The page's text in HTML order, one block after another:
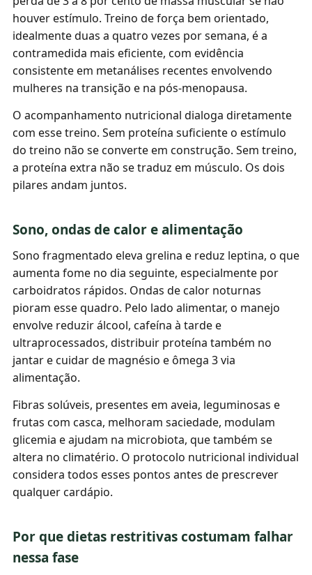
houver estímulo. Treino de força bem orientado,
idealmente duas a quatro vezes por semana, é a
contramedida mais eficiente, com evidência
consistente em metanálises recentes envolvendo
mulheres na transição e na pós-menopausa.
O acompanhamento nutricional dialoga diretamente
com esse treino. Sem proteína suficiente o estímulo
do treino não se converte em construção. Sem treino,
a proteína extra não se traduz em músculo. Os dois
pilares andam juntos.
Sono, ondas de calor e alimentação
Sono fragmentado eleva grelina e reduz leptina, o que
aumenta fome no dia seguinte, especialmente por
carboidratos rápidos. Ondas de calor noturnas
pioram esse quadro. Pelo lado alimentar, o manejo
envolve reduzir álcool, cafeína à tarde e
ultraprocessados, distribuir proteína também no
jantar e cuidar de magnésio e ômega 3 via
alimentação.
Fibras solúveis, presentes em aveia, leguminosas e
frutas com casca, melhoram saciedade, modulam
glicemia e ajudam na microbiota, que também se
altera no climatério. O protocolo nutricional individual
considera todos esses pontos antes de prescrever
qualquer cardápio.
Por que dietas restritivas costumam falhar
nessa fase